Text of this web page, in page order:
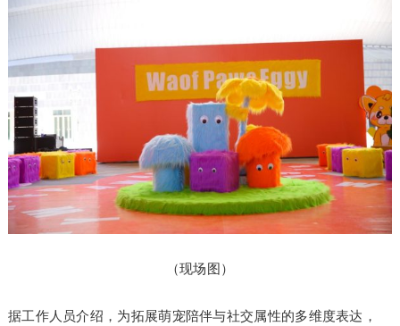
（现场图）
据工作人员介绍，为拓展萌宠陪伴与社交属性的多维度表达，